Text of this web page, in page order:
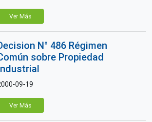
Ver Más
N° 486 Régimen
sobre Propiedad
09-19
Ver Más